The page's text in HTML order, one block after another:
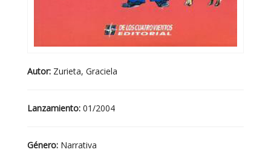
Autor: Zurieta, Graciela
Lanzamiento: 01/2004
Género: Narrativa